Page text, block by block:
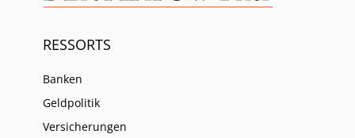
RESSORTS
Banken
Geldpolitik
Versicherungen